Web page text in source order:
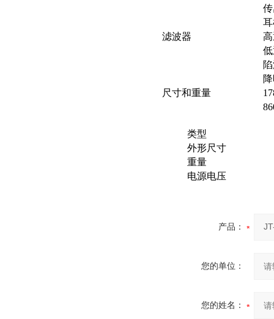
滤波器
尺寸和重量
类型
外形尺寸
重量
电源电压
产品：
您的单位：
您的姓名：